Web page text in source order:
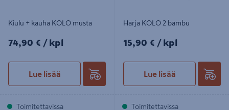
Kiulu + kauha KOLO musta
74,90€/kpl
74,90 € / kpl
Lue lisää
Toimitettavissa
Harja KOLO 2 bambu
15,90€/kpl
15,90 € / kpl
Lue lisää
Toimitettavissa